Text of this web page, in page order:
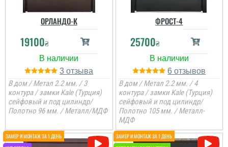
Коля
ОРЛАНДО-К
19100₴
3
В дом / Метал 2.2 мм. / 3
контура / замки Kale (Турция)
сейфовый и под цилиндр/
Полотно 96 мм. / Металл/МДФ
ФРОСТ-4
25700₴
6
В дом / Метал 2.2 мм. / 4
контура / замки Kale (Турция)
сейфовый и под цилиндр/
Полотно 105 мм. / Металл-
МДФ